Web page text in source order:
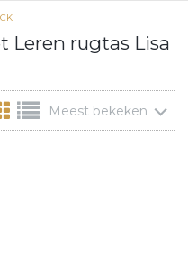
Leren rugtas Lisa
Meest bekeken